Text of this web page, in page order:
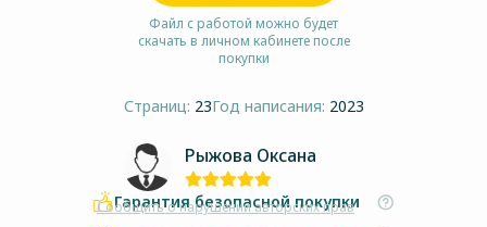
Файл с работой можно будет
скачать в личном кабинете после
покупки
Страниц: 23Год написания: 2023
Рыжова Оксана
Сообщить о нарушении авторских прав
Гарантия безопасной покупки